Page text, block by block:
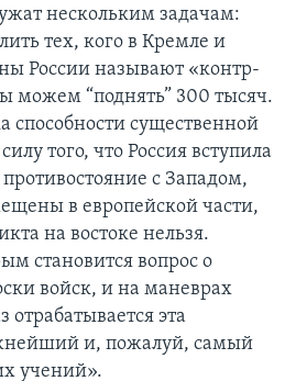
нескольким задачам:
тех, кого в Кремле и
России называют «контр-
можем “поднять” 300 тысяч.
способности существенной
того, что Россия вступила
с Западом,
в европейской части,
на востоке нельзя.
становится вопрос о
войск, и на маневрах
эта
и, пожалуй, самый
учений».